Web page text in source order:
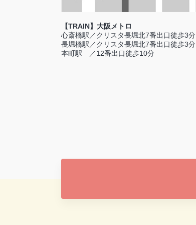
【TRAIN】大阪メトロ
心斎橋駅／クリスタ長堀北7番出口徒歩3分
長堀橋駅／クリスタ長堀北7番出口徒歩3分
本町駅 ／12番出口徒歩10分